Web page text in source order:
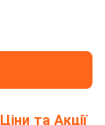
Ціни та Акції